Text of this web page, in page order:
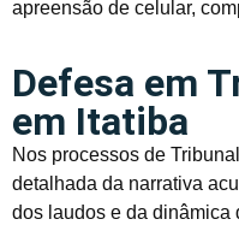
apreensão de celular,
Defesa em
em Itatiba
Nos processos de
detalhada da narrativa
dos laudos e da dinâmica